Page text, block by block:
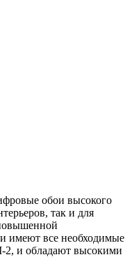
обои высокого
так и для
имеют все необходимые
и обладают высокими